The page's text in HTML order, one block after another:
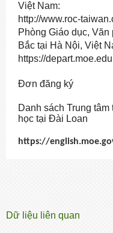
Việt Nam:
http://www.roc-
Phòng Giáo dục,
Bắc tại Hà Nội, Việt
https://
Đơn đăng ký
Danh sách Trung
học tại Đài Loan
https://
Dữ liệu liên quan